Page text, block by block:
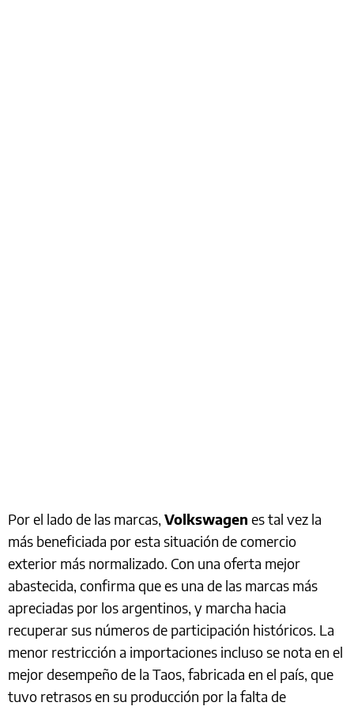
Por el lado de las marcas, Volkswagen es tal vez la
más beneficiada por esta situación de comercio
exterior más normalizado. Con una oferta mejor
abastecida, confirma que es una de las marcas más
apreciadas por los argentinos, y marcha hacia
recuperar sus números de participación históricos. La
menor restricción a importaciones incluso se nota en el
mejor desempeño de la Taos, fabricada en el país, que
tuvo retrasos en su producción por la falta de